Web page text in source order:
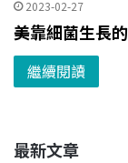
2023-02-27
美靠細菌生長
繼續閱讀
最新文章